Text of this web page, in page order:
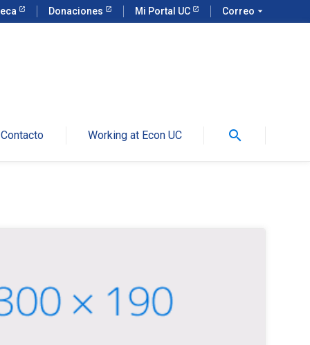
Donaciones Mi Portal UC Correo arrow_drop_down
Contacto Working at Econ UC search